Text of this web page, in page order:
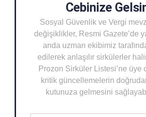
Cebinize
Sosyal Güvenlik ve Vergi
değişiklikler, Resmi Gazete’de
anda uzman ekibimiz
edilerek anlaşılır sirkülerler
Prozon Sirküler Listesi’ne üye
kritik güncellemelerin
kutunuza gelmesini